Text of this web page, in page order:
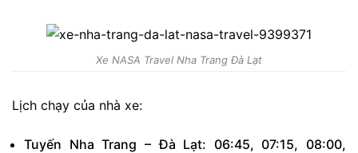
Xe NASA Travel Nha Trang Đà Lạt
Lịch chạy của nhà xe:
Tuyến Nha Trang – Đà Lạt: 06:45, 07:15, 08:00,